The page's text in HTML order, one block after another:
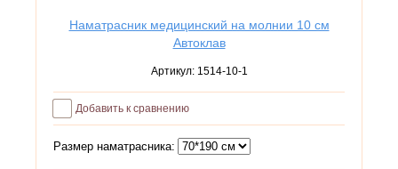
Наматрасник медицинский на молнии 10 см
Автоклав
Артикул:1514-10-1
Добавить к сравнению
Размер наматрасника: